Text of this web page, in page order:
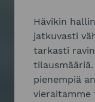
Hävikin
jatkuvasti
tarkasti
pienempiä
vieraitamme